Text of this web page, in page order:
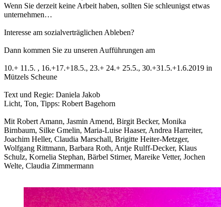
Wenn Sie derzeit keine Arbeit haben, sollten Sie schleunigst etwas
unternehmen…
Interesse am sozialverträglichen Ableben?
Dann kommen Sie zu unseren Aufführungen am
10.+ 11.5. , 16.+17.+18.5., 23.+ 24.+ 25.5., 30.+31.5.+1.6.2019 in
Mützels Scheune
Text und Regie: Daniela Jakob
Licht, Ton, Tipps: Robert Bagehorn
Mit Robert Amann, Jasmin Amend, Birgit Becker, Monika
Birnbaum, Silke Gmelin, Maria-Luise Haaser, Andrea Harreiter,
Joachim Heller, Claudia Marschall, Brigitte Heiter-Metzger,
Wolfgang Rittmann, Barbara Roth, Antje Rulff-Decker, Klaus
Schulz, Kornelia Stephan, Bärbel Stirner, Mareike Vetter, Jochen
Welte, Claudia Zimmermann